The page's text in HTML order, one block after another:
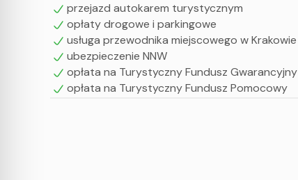
przejazd autokarem turystycznym
opłaty drogowe i parkingowe
usługa przewodnika miejscowego w Krakowie
ubezpieczenie NNW
opłata na Turystyczny Fundusz Gwarancyjny
opłata na Turystyczny Fundusz Pomocowy